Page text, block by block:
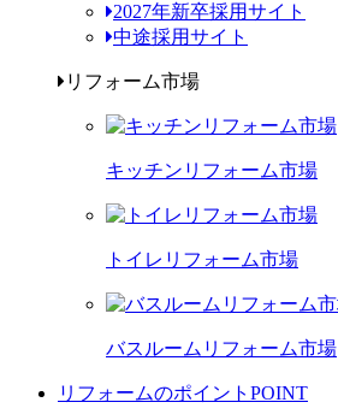
2027年新卒採用サイト
中途採用サイト
リフォーム市場
キッチンリフォーム市場
トイレリフォーム市場
バスルームリフォーム市場
リフォームのポイント POINT